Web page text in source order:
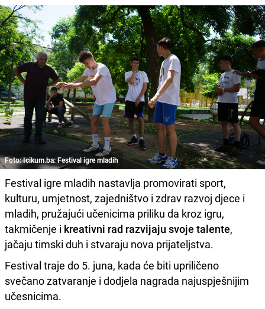
Foto: Icikum.ba: Festival igre mladih
Festival igre mladih nastavlja promovirati sport,
kulturu, umjetnost, zajedništvo i zdrav razvoj djece i
mladih, pružajući učenicima priliku da kroz igru,
takmičenje i kreativni rad razvijaju svoje talente,
jačaju timski duh i stvaraju nova prijateljstva.
Festival traje do 5. juna, kada će biti upriličeno
svečano zatvaranje i dodjela nagrada najuspješnijim
učesnicima.